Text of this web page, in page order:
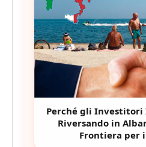
Perché gli Investitori
Riversando in
Frontiera per